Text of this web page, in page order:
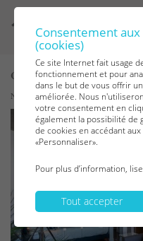
Code 760414
Numéro CITQ : 322785
Consentement
(cookies)
Ce site Internet fait usage
fonctionnement et pour
dans le but de vous offrir
améliorée. Nous
votre consentement en
également la possibilité de
de cookies en accédant
«Personnaliser».
Pour plus d’information,
Tout accepter